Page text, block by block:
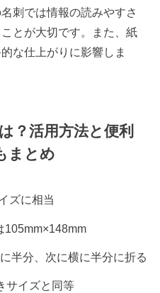
刺では情報の読みやすさ
とが大切です。また、紙
な仕上がりに影響しま
？活用方法と便利
まとめ
ズに相当
105mm×148mm
半分、次に横に半分に折る
サイズと同等